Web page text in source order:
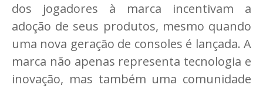
dos jogadores à marca incentivam a
adoção de seus produtos, mesmo quando
uma nova geração de consoles é lançada. A
marca não apenas representa tecnologia e
inovação, mas também uma comunidade